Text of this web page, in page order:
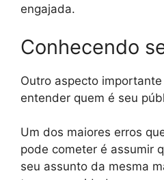
engajada.
Conhecendo
Outro aspecto
entender quem é seu
Um dos maiores erros
pode cometer é assumir
seu assunto da mesma